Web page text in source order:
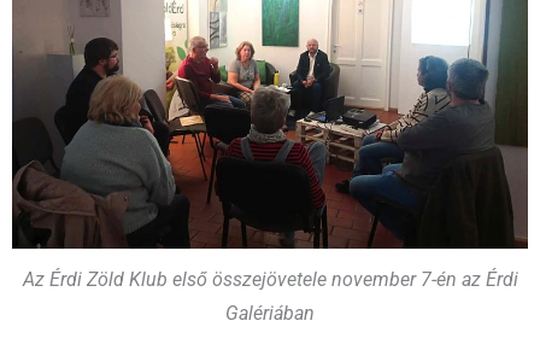
Az Érdi Zöld Klub első összejövetele november 7-én az Érdi
Galériában